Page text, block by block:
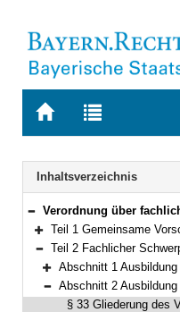
Zur
BAYERN.RECHT
Zur
letzten
Suche
Navigation
Inhaltsverzeichnis
Bereich reduzieren
Verordnung über fachliche Schwerpunkte in der Fachlaufbahn Justiz
Bereich erweitern
Teil 1 Gemeinsame
Bereich reduzieren
Teil 2 Fachlicher
Bereich erweitern
Abschnitt 1 Ausbildung für den
Bereich reduzieren
Abschnitt 2 Ausbildung für den
§ 33 Gliederung des